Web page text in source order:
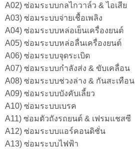
A02) ซ่อมระบบกลไกวาล์ว & ไอเสีย
A03) ซ่อมระบบจ่ายเชื้อเพลิง
A04) ซ่อมระบบหล่อเย็นเครื่องยนต์
A05) ซ่อมระบบหล่อลื่นเครื่องยนต์
A06) ซ่อมระบบจุดระเบิด
A07) ซ่อมระบบกำลังส่ง & ขับเคลื่อน
A08) ซ่อมระบบช่วงล่าง & กันสะเทือน
A09) ซ่อมระบบบังคับเลี้ยว
A10) ซ่อมระบบเบรค
A11) ซ่อมตัวถังรถยนต์ & เฟรมแชสซี
A12) ซ่อมระบบแอร์คอนดิชั่น
A13) ซ่อมระบบไฟฟ้า